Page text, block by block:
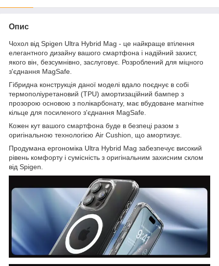
Опис
Чохол від Spigen Ultra Hybrid Mag - це найкраще втілення
елегантного дизайну вашого смартфона і надійний захист,
якого він, безсумнівно, заслуговує. Розроблений для міцного
з'єднання MagSafe.
Гібридна конструкція даної моделі вдало поєднує в собі
термополіуретановий (TPU) амортизаційний бампер з
прозорою основою з полікарбонату, має вбудоване магнітне
кільце для посиленого з'єднання MagSafe.
Кожен кут вашого смартфона буде в безпеці разом з
оригінальною технологією Air Cushion, що амортизує.
Продумана ергономіка Ultra Hybrid Mag забезпечує високий
рівень комфорту і сумісність з оригінальним захисним склом
від Spigen.